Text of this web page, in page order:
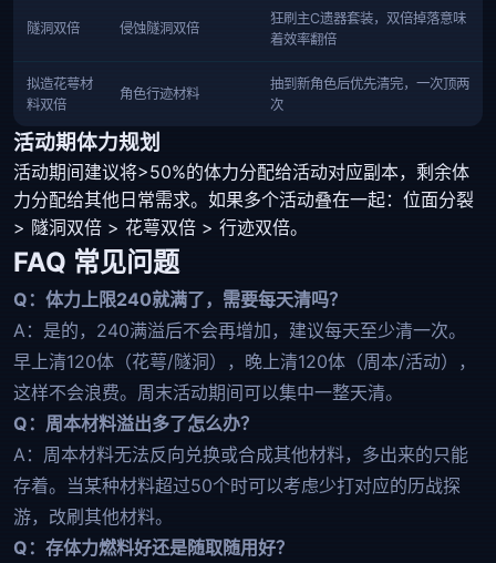
隧洞双倍 侵蚀隧洞双倍
狂刷主C遗器套装，双倍掉落意味
着效率翻倍
拟造花萼材
料双倍
角色行迹材料
抽到新角色后优先清完，一次顶两
次
活动期体力规划
活动期间建议将>50%的体力分配给活动对应副本，剩余体
力分配给其他日常需求。如果多个活动叠在一起：位面分裂
> 隧洞双倍 > 花萼双倍 > 行迹双倍。
FAQ 常见问题
Q：体力上限240就满了，需要每天清吗？
A：是的，240满溢后不会再增加，建议每天至少清一次。
早上清120体（花萼/隧洞），晚上清120体（周本/活动），
这样不会浪费。周末活动期间可以集中一整天清。
Q：周本材料溢出多了怎么办？
A：周本材料无法反向兑换或合成其他材料，多出来的只能
存着。当某种材料超过50个时可以考虑少打对应的历战探
游，改刷其他材料。
Q：存体力燃料好还是随取随用好？